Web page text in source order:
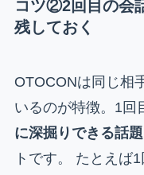
コツ②2回目の会
残しておく
OTOCONは同じ相
いるのが特徴。1回
に深掘りできる話
トです。 たとえ